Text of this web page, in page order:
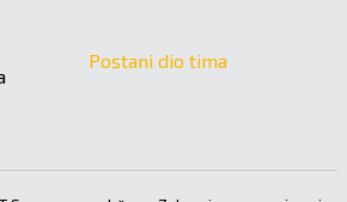
Postani dio tima